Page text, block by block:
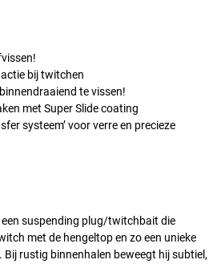
bij twitchen
te vissen!
met Super Slide coating
systeem’ voor verre en precieze
een suspending plug/twitchbait die
met de hengeltop en zo een unieke
rustig binnenhalen beweegt hij subtiel,